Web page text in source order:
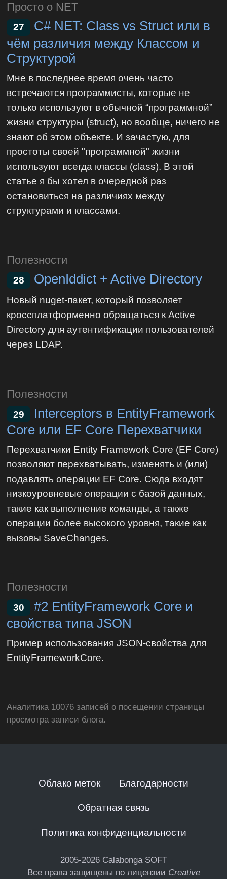
Просто о NET
27
C# NET: Class vs Struct или в
чём различия между Классом и
Структурой
Мне в последнее время очень часто
встречаются программисты, которые не
только используют в обычной “программной”
жизни структуры (struct), но вообще, ничего не
знают об этом объекте. И зачастую, для
простоты своей "программной" жизни
используют всегда классы (class). В этой
статье я бы хотел в очередной раз
остановиться на различиях между
структурами и классами.
Полезности
28 OpenIddict + Active Directory
Новый nuget-пакет, который позволяет
кроссплатформенно обращаться к Active
Directory для аутентификации пользователей
через LDAP.
Полезности
29
Interceptors в EntityFramework
Core или EF Core Перехватчики
Перехватчики Entity Framework Core (EF Core)
позволяют перехватывать, изменять и (или)
подавлять операции EF Core. Сюда входят
низкоуровневые операции с базой данных,
такие как выполнение команды, а также
операции более высокого уровня, такие как
вызовы SaveChanges.
Полезности
30
#2 EntityFramework Core и
свойства типа JSON
Пример использования JSON-свойства для
EntityFrameworkCore.
Аналитика 10076 записей о посещении страницы
просмотра записи блога.
Облако меток Благодарности
Обратная связь
Политика конфиденциальности
2005-2026 Calabonga SOFT
Все права защищены по лицензии Creative